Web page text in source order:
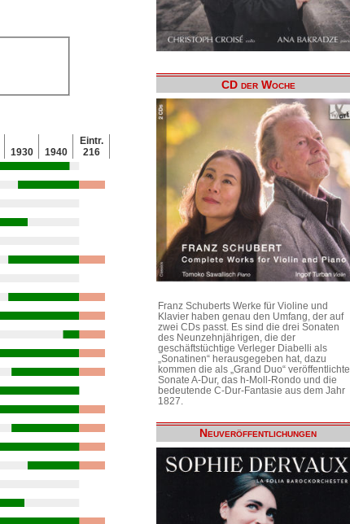
1930 1940
Eintr.
216
CD der Woche
Franz Schuberts Werke für Violine und
Klavier haben genau den Umfang, der auf
zwei CDs passt. Es sind die drei Sonaten
des Neunzehnjährigen, die der
geschäftstüchtige Verleger Diabelli als
„Sonatinen“ herausgegeben hat, dazu
kommen die als „Grand Duo“ veröffentlichte
Sonate A-Dur, das h-Moll-Rondo und die
bedeutende C-Dur-Fantasie aus dem Jahr
1827.
Neuveröffentlichungen